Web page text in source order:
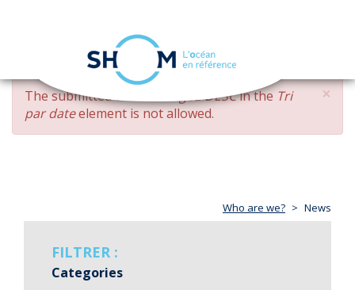
Skip
main
content
navigation
×
ERROR
MESSAGE
The submitted value changed DESCin the Tri
par dateelement is not allowed.
Who are we? News
FILTRER :
Categories